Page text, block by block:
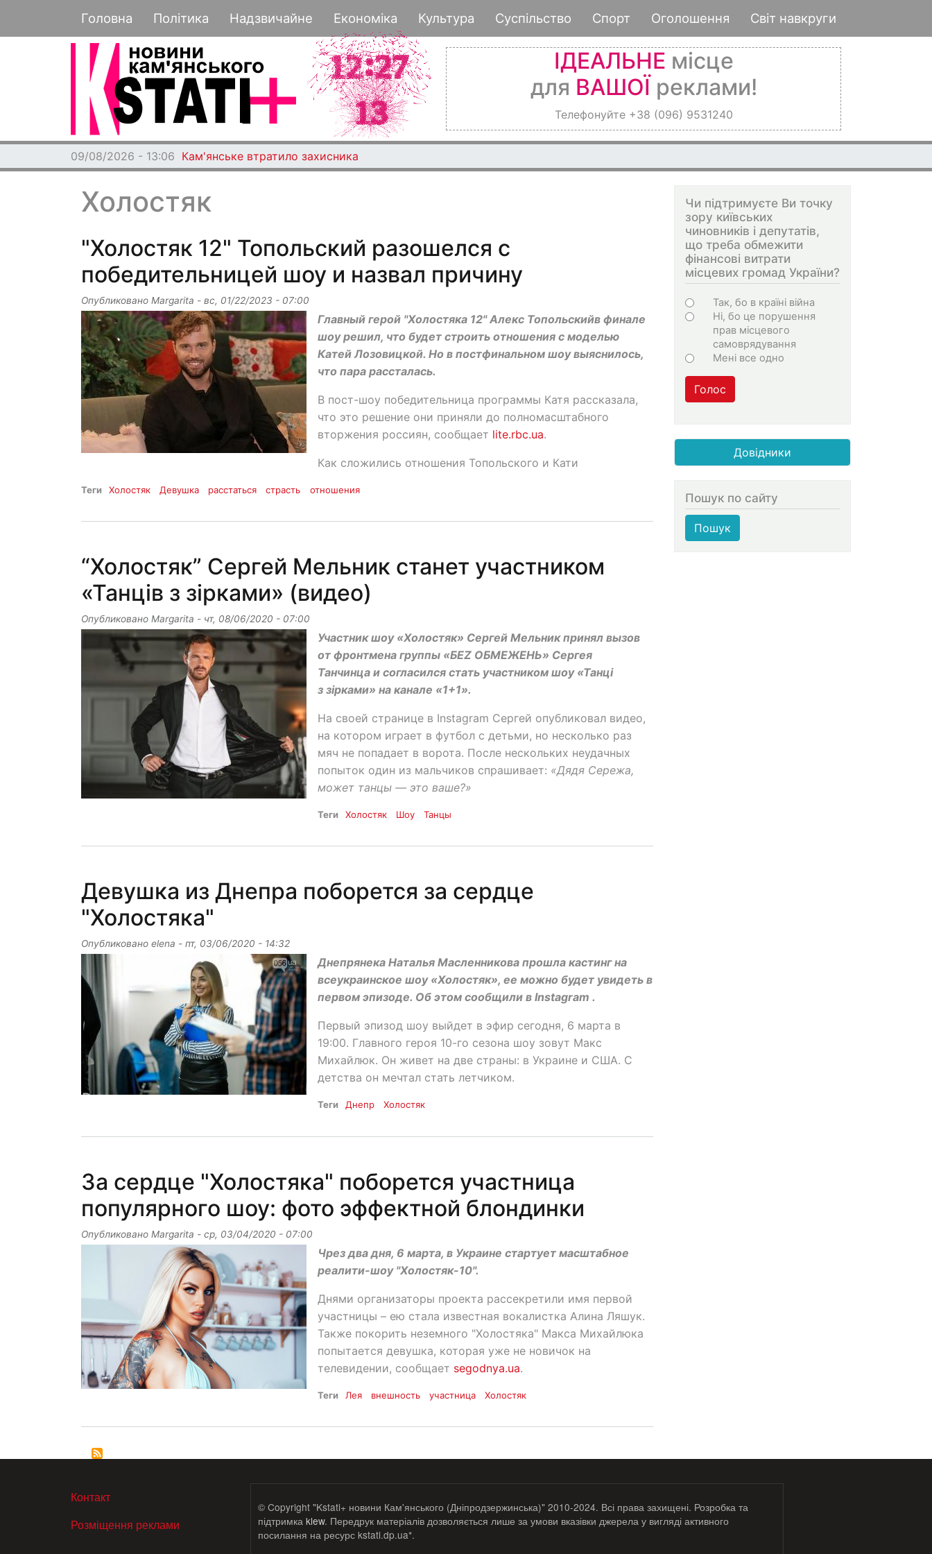
к
основному
Основная навигация
Головна Політика Надзвичайне Економіка Культура Суспільство Спорт Оголошення Світ навкруги
ІДЕАЛЬНЕ місце
для ВАШОЇ реклами!
Телефонуйте +38 (096) 9531240
09/08/2026 - 13:06 Кам'янське втратило захисника
Холостяк
"Холостяк 12" Топольский разошелся с
победительницей шоу и назвал причину
Опубликовано Margarita - вс, 01/22/2023 - 07:00
Главный герой "Холостяка 12" Алекс Топольскийв финале
шоу решил, что будет строить отношения с моделью
Катей Лозовицкой. Но в постфинальном шоу выяснилось,
что пара рассталась.
В пост-шоу победительница программы Катя рассказала,
что это решение они приняли до полномасштабного
вторжения россиян, сообщает lite.rbc.ua.
Как сложились отношения Топольского и Кати
Теги Холостяк Девушка расстаться страсть отношения
“Холостяк” Сергей Мельник станет участником
«Танців з зірками» (видео)
Опубликовано Margarita - чт, 08/06/2020 - 07:00
Участник шоу «Холостяк» Сергей Мельник принял вызов
от фронтмена группы «БЕZ ОБМЕЖЕНЬ» Сергея
Танчинца и согласился стать участником шоу «Танці
з зірками» на канале «1+1».
На своей странице в Instagram Сергей опубликовал видео,
на котором играет в футбол с детьми, но несколько раз
мяч не попадает в ворота. После нескольких неудачных
попыток один из мальчиков спрашивает: «Дядя Сережа,
может танцы — это ваше?»
Теги Холостяк Шоу Танцы
Девушка из Днепра поборется за сердце
"Холостяка"
Опубликовано elena - пт, 03/06/2020 - 14:32
Днепрянека Наталья Масленникова прошла кастинг на
всеукраинское шоу «Холостяк», ее можно будет увидеть в
первом эпизоде. Об этом сообщили в Instagram .
Первый эпизод шоу выйдет в эфир сегодня, 6 марта в
19:00. Главного героя 10-го сезона шоу зовут Макс
Михайлюк. Он живет на две страны: в Украине и США. С
детства он мечтал стать летчиком.
Теги Днепр Холостяк
За сердце "Холостяка" поборется участница
популярного шоу: фото эффектной блондинки
Опубликовано Margarita - ср, 03/04/2020 - 07:00
Чрез два дня, 6 марта, в Украине стартует масштабное
реалити-шоу "Холостяк-10".
Днями организаторы проекта рассекретили имя первой
участницы – ею стала известная вокалистка Алина Ляшук.
Также покорить неземного "Холостяка" Макса Михайлюка
попытается девушка, которая уже не новичок на
телевидении, сообщает segodnya.ua.
Теги Лея внешность участница Холостяк
Чи підтримуєте Ви точку
зору київських
чиновників і депутатів,
що треба обмежити
фінансові витрати
місцевих громад України?
Choices
Так, бо в країні війна
Ні, бо це порушення
прав місцевого
самоврядування
Мені все одно
Голос
Довідники
Пошук по сайту
Пошук
МЕНЮ В ПОДВАЛЕ
Контакт
Розміщення реклами
© Copyright "Kstati+ новини Кам'янського (Дніпродзержинська)" 2010-2024. Всі права захищені. Розробка та
підтримка klew. Передрук матеріалів дозволяється лише за умови вказівки джерела у вигляді активного
посилання на ресурс kstati.dp.ua*.